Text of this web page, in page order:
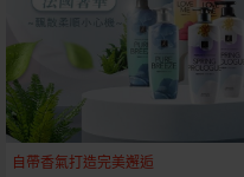
自帶香氣打造完美邂逅